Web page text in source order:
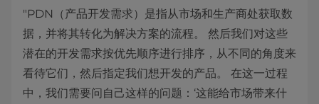
"PDN（产品开发需求）是指从市场和生产商处获取数
据，并将其转化为解决方案的流程。 然后我们对这些
潜在的开发需求按优先顺序进行排序，从不同的角度来
看待它们，然后指定我们想开发的产品。 在这一过程
中，我们需要问自己这样的问题：‘这能给市场带来什